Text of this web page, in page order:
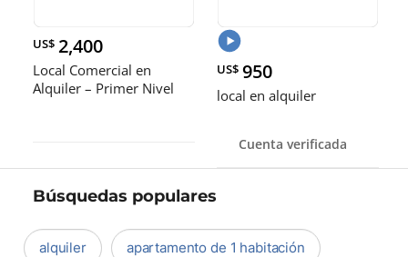
US$ 2,400
Local Comercial en
Alquiler – Primer Nivel
US$ 950
local en alquiler
Cuenta verificada
Búsquedas populares
alquiler apartamento de 1 habitación